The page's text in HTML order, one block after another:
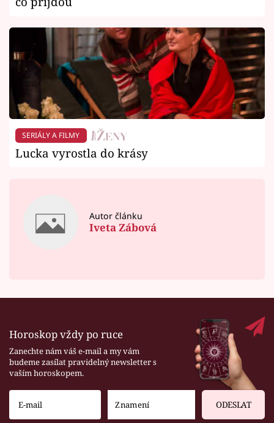
SERIÁLY A FILMY
Lucka vyrostla do krásy
Autor článku
Iveta Zábová
Horoskop vždy po ruce
Zanechte nám váš e-mail a my vám
budeme zasílat pravidelný newsletter s
vaším horoskopem.
ODESLAT